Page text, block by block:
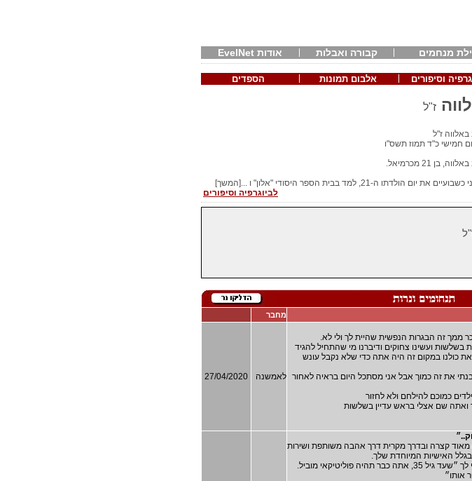
מנחמים קבורה ואבלות אודות EvelNet
וסיפורים אלבום תמונות הספדים
ז"ל
ז"ל
בן 21 מכרמיאל.
הולדתו ה-21, למד בבית הספר היסודי "אלון" ו ...[המשך]
לביוגרפיה וסיפורים
מחבר
ממך זה הבגרות הנפשית שהיית לך ולי לא.
בשלשות ועשינו צחוקים ודיברנו מי שהתחיל להגיד
כולנו במקום זה היה אתה כדי שלא נקבל עונש
את זה כמוך אבל אני מסתכל היום בראיה לאחור
כמוכם להילחם ולא לחזור
ואתה שם אצלי בראש עדיין בשלשות
לאמשנה 27/04/2020
מאוד קצרה ובדרך מקרית דרך אהבה משותפת ושירות
האישיות המיוחדת שלך.
חודש לפני המלחמה אמרתי לך ״שעד גיל 35, אתה כבר תהיה פוליטיקאי מוביל.
אותו״